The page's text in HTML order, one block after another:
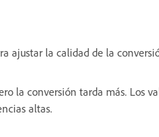
ajustar la calidad de la
la conversión tarda más. Los
altas.